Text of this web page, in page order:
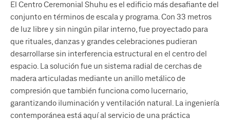
El Centro Ceremonial Shuhu es el edificio más desafiante del
conjunto en términos de escala y programa. Con 33 metros
de luz libre y sin ningún pilar interno, fue proyectado para
que rituales, danzas y grandes celebraciones pudieran
desarrollarse sin interferencia estructural en el centro del
espacio. La solución fue un sistema radial de cerchas de
madera articuladas mediante un anillo metálico de
compresión que también funciona como lucernario,
garantizando iluminación y ventilación natural. La ingeniería
contemporánea está aquí al servicio de una práctica